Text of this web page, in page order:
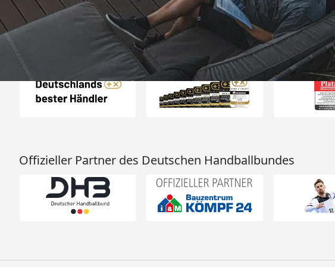
Auszeichnungen
Offizieller Partner des Deutschen Handballbundes